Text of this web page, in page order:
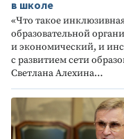
в школе
«Что такое
образовательной
и экономический, и
с развитием сети
Светлана Алехина…